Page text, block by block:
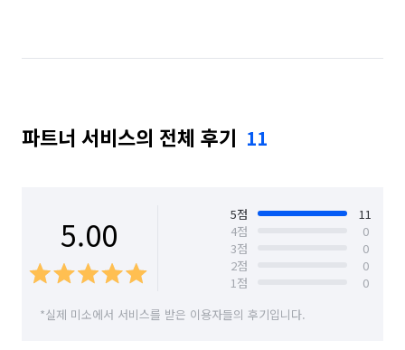
서울 동작구 서울 마포구 서울 서대문구
서울 송파구 서울 양천구 서울 영등포구
파트너 서비스의 전체 후기 11
5.00 5점
11
4점
0
3점
0
2점
0
1점
0
*실제 미소에서 서비스를 받은 이용자들의 후기입니다.